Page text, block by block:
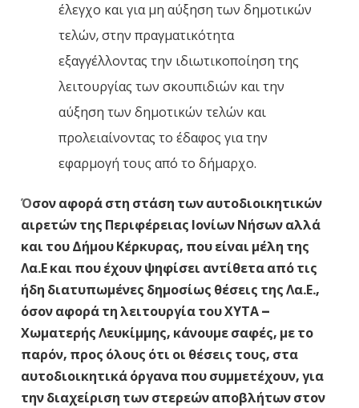
έλεγχο και για μη αύξηση των δημοτικών
τελών, στην πραγματικότητα
εξαγγέλλοντας την ιδιωτικοποίηση της
λειτουργίας των σκουπιδιών και την
αύξηση των δημοτικών τελών και
προλειαίνοντας το έδαφος για την
εφαρμογή τους από το δήμαρχο.
Όσον αφορά στη στάση των αυτοδιοικητικών
αιρετών της Περιφέρειας Ιονίων Νήσων αλλά
και του Δήμου Κέρκυρας, που είναι μέλη της
Λα.Ε και που έχουν ψηφίσει αντίθετα από τις
ήδη διατυπωμένες δημοσίως θέσεις της Λα.Ε.,
όσον αφορά τη λειτουργία του ΧΥΤΑ –
Χωματερής Λευκίμμης, κάνουμε σαφές, με το
παρόν, προς όλους ότι οι θέσεις τους, στα
αυτοδιοικητικά όργανα που συμμετέχουν, για
την διαχείριση των στερεών αποβλήτων στον